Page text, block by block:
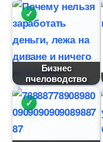
Бизнес
пчеловодство